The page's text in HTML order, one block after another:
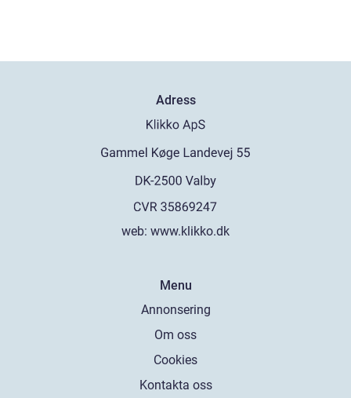
Adress
web: www.klikko.dk
Menu
Annonsering
Om oss
Cookies
Kontakta oss